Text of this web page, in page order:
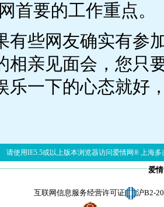
首要的工作重点。
有些网友确实有参
相亲见面会，您只
乐一下的心态就好
请使用IE5.5或以上版本浏览器访问爱情网® 上海多
爱
互联网信息服务经营许可证 沪B2-